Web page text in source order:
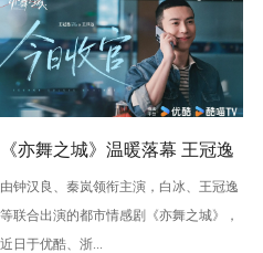
《亦舞之城》温暖落幕 王冠逸
诠释出成年人的克制与深情
由钟汉良、秦岚领衔主演，白冰、王冠逸
等联合出演的都市情感剧《亦舞之城》，
近日于优酷、浙...